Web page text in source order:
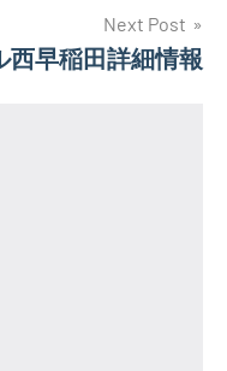
Next Post
西早稲田詳細情報